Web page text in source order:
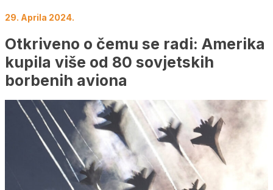
29. Aprila 2024.
Otkriveno o čemu se radi: Amerika
kupila više od 80 sovjetskih
borbenih aviona